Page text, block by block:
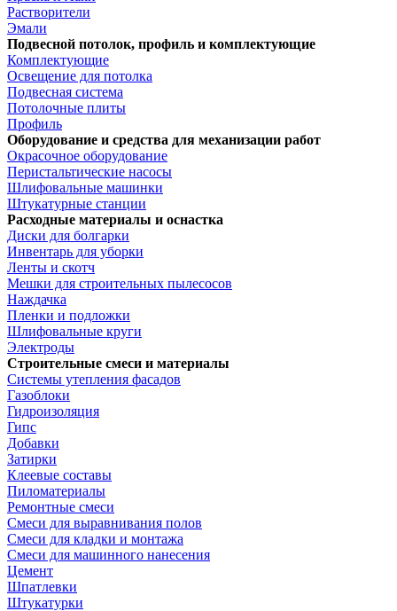
Растворители
Эмали
Подвесной потолок, профиль и комплектующие
Комплектующие
Освещение для потолка
Подвесная система
Потолочные плиты
Профиль
Оборудование и средства для механизации работ
Окрасочное оборудование
Перистальтические насосы
Шлифовальные машинки
Штукатурные станции
Расходные материалы и оснастка
Диски для болгарки
Инвентарь для уборки
Ленты и скотч
Мешки для строительных пылесосов
Наждачка
Пленки и подложки
Шлифовальные круги
Электроды
Строительные смеси и материалы
Системы утепления фасадов
Газоблоки
Гидроизоляция
Гипс
Добавки
Затирки
Клеевые составы
Пиломатериалы
Ремонтные смеси
Смеси для выравнивания полов
Смеси для кладки и монтажа
Смеси для машинного нанесения
Цемент
Шпатлевки
Штукатурки